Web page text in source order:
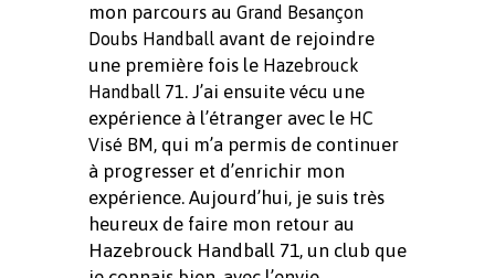
mon parcours au Grand Besançon
Doubs Handball avant de rejoindre
une première fois le Hazebrouck
Handball 71. J’ai ensuite vécu une
expérience à l’étranger avec le HC
Visé BM, qui m’a permis de continuer
à progresser et d’enrichir mon
expérience. Aujourd’hui, je suis très
heureux de faire mon retour au
Hazebrouck Handball 71, un club que